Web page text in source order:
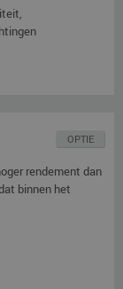
OPTIE
rendement dan
binnen het